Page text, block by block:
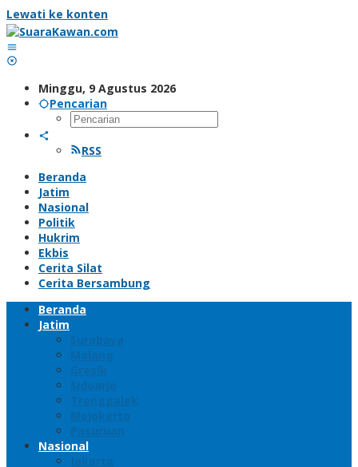
Lewati ke konten
Minggu, 9 Agustus 2026
Pencarian
RSS
Beranda
Jatim
Nasional
Politik
Hukrim
Ekbis
Cerita Silat
Cerita Bersambung
Beranda
Jatim
Surabaya
Malang
Gresik
Sidoarjo
Trenggalek
Mojokerto
Pasuruan
Nasional
Jakarta